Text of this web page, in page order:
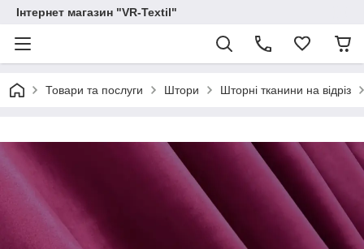
Інтернет магазин "VR-Textil"
Товари та послуги Штори Шторні тканини на відріз